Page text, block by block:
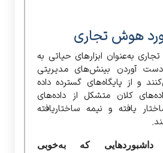
هوش تجاری
به‌عنوان ابزارهای حیاتی به
آوردن بینش‌های مدیریتی
و از پایگاه‌های گسترده داده
کلان متشکل از داده‌های
یافته و نیمه ساختاریافته
داشبوردهایی که به‌خوبی